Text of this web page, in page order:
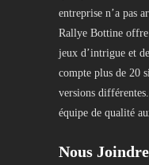
entreprise n’a pas
Rallye Bottine offre
jeux d’intrigue et
compte plus de 20
versions
équipe de qualité
Nous Joindre